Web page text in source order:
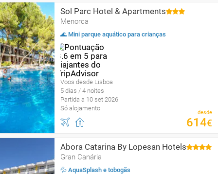
Sol Parc Hotel & Apartments
Menorca
🌊 Mini parque aquático para crianças
Voos desde Lisboa
5 dias / 4 noites
Partida a 10 set 2026
Só alojamento
desde
614€
Abora Catarina By Lopesan Hotels
Gran Canária
💦 AquaSplash e tobogãs